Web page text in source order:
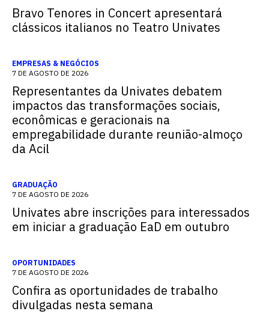
Bravo Tenores in Concert apresentará
clássicos italianos no Teatro Univates
EMPRESAS & NEGÓCIOS
7 DE AGOSTO DE 2026
Representantes da Univates debatem
impactos das transformações sociais,
econômicas e geracionais na
empregabilidade durante reunião-almoço
da Acil
GRADUAÇÃO
7 DE AGOSTO DE 2026
Univates abre inscrições para interessados
em iniciar a graduação EaD em outubro
OPORTUNIDADES
7 DE AGOSTO DE 2026
Confira as oportunidades de trabalho
divulgadas nesta semana